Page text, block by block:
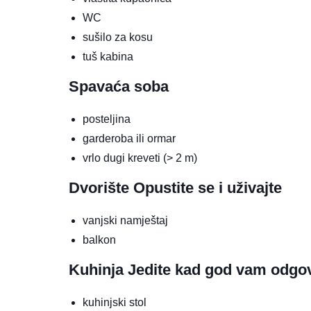
WC
sušilo za kosu
tuš kabina
Spavaća soba
posteljina
garderoba ili ormar
vrlo dugi kreveti (> 2 m)
Dvorište Opustite se i uživajte
vanjski namještaj
balkon
Kuhinja Jedite kad god vam
kuhinjski stol